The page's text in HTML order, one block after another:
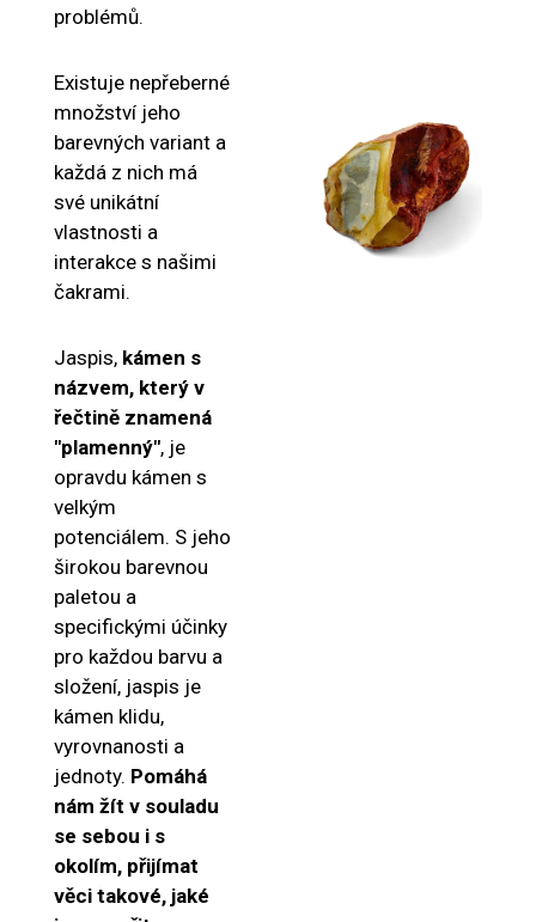
problémů.
Existuje nepřeberné
množství jeho
barevných variant a
každá z nich má
své unikátní
vlastnosti a
interakce s našimi
čakrami.
Jaspis, kámen s
názvem, který v
řečtině znamená
"plamenný", je
opravdu kámen s
velkým
potenciálem. S jeho
širokou barevnou
paletou a
specifickými účinky
pro každou barvu a
složení, jaspis je
kámen klidu,
vyrovnanosti a
jednoty. Pomáhá
nám žít v souladu
se sebou i s
okolím, přijímat
věci takové, jaké